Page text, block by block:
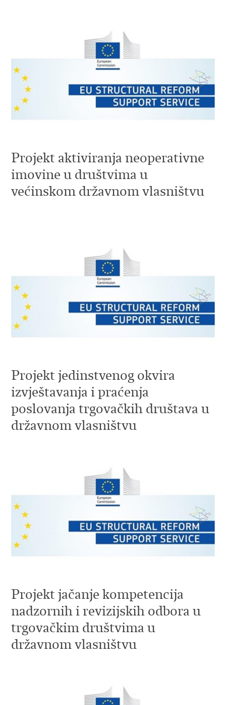
Projekt aktiviranja neoperativne
imovine u društvima u
većinskom državnom vlasništvu
Projekt jedinstvenog okvira
izvještavanja i praćenja
poslovanja trgovačkih društava u
državnom vlasništvu
Projekt jačanje kompetencija
nadzornih i revizijskih odbora u
trgovačkim društvima u
državnom vlasništvu